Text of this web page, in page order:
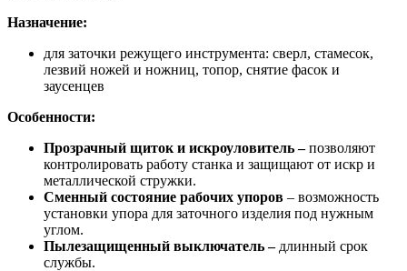
Назначение:
для заточки режущего инструмента: сверл, стамесок,
лезвий ножей и ножниц, топор, снятие фасок и
заусенцев
Особенности:
Прозрачный щиток и искроуловитель –позволяют
контролировать работу станка и защищают от искр и
металлической стружки.
Сменный состояние рабочих упоров – возможность
установки упора для заточного изделия под нужным
углом.
Пылезащищенный выключатель – длинный срок
службы.